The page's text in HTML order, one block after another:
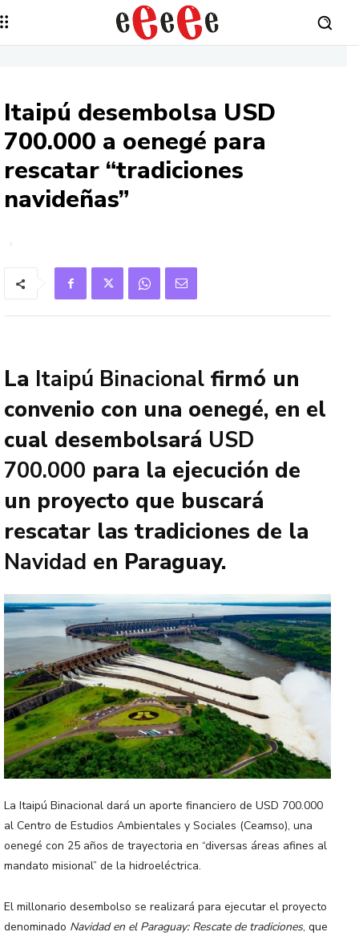
Itaipú desembolsa USD
700.000 a oenegé para
rescatar “tradiciones
navideñas”
La Itaipú Binacional firmó un
convenio con una oenegé, en el
cual desembolsará USD
700.000 para la ejecución de
un proyecto que buscará
rescatar las tradiciones de la
Navidad en Paraguay.
La Itaipú Binacional dará un aporte financiero de USD 700.000
al Centro de Estudios Ambientales y Sociales (Ceamso), una
oenegé con 25 años de trayectoria en “diversas áreas afines al
mandato misional” de la hidroeléctrica.
El millonario desembolso se realizará para ejecutar el proyecto
denominado Navidad en el Paraguay: Rescate de tradiciones, que